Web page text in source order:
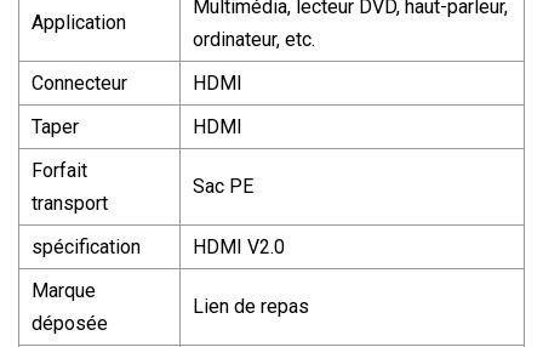
Application
Multimédia, lecteur DVD, haut-parleur,
ordinateur, etc.
Connecteur
HDMI
Taper
HDMI
Forfait
transport
Sac PE
spécification
HDMI V2.0
Marque
déposée
Lien de repas